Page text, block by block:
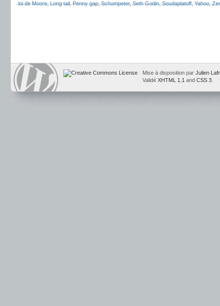
loi de Moore,Long tail,Penny gap,Schumpeter,Seth Godin,Soudaplatoff,Yahoo,
Mise à disposition par Julien
Validé XHTML 1.1 and CSS 3